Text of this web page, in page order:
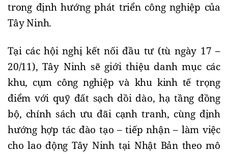
trong định hướng phát triển công nghiệp của
Tây Ninh.
Tại các hội nghị kết nối đầu tư (tù ngày 17 –
20/11), Tây Ninh sẽ giới thiệu danh mục các
khu, cụm công nghiệp và khu kinh tế trọng
điểm với quỹ đất sạch dồi dào, hạ tầng đồng
bộ, chính sách ưu đãi cạnh tranh, cùng định
hướng hợp tác đào tạo – tiếp nhận – làm việc
cho lao động Tây Ninh tại Nhật Bản theo mô